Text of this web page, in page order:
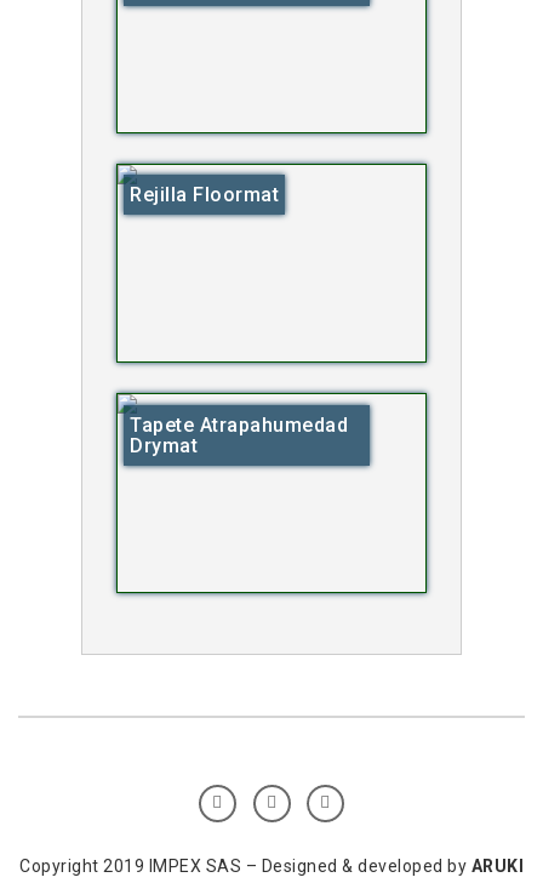
Rejilla Floormat
Tapete Atrapahumedad
Drymat
Copyright 2019 IMPEX SAS – Designed & developed by ARUKI